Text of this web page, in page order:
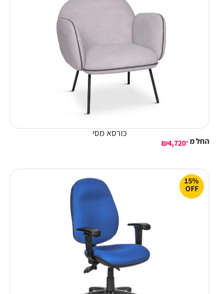
כורסא מסי
החל מ - ₪4,720
15%
OFF